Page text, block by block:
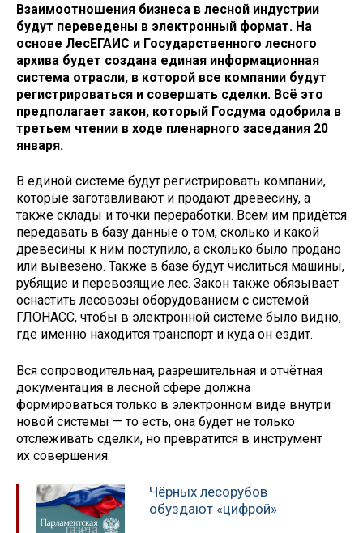
Взаимоотношения бизнеса в лесной индустрии
будут переведены в электронный формат. На
основе ЛесЕГАИС и Государственного лесного
архива будет создана единая информационная
система отрасли, в которой все компании будут
регистрироваться и совершать сделки. Всё это
предполагает закон, который Госдума одобрила в
третьем чтении в ходе пленарного заседания 20
января.
В единой системе будут регистрировать компании,
которые заготавливают и продают древесину, а
также склады и точки переработки. Всем им придётся
передавать в базу данные о том, сколько и какой
древесины к ним поступило, а сколько было продано
или вывезено. Также в базе будут числиться машины,
рубящие и перевозящие лес. Закон также обязывает
оснастить лесовозы оборудованием с системой
ГЛОНАСС, чтобы в электронной системе было видно,
где именно находится транспорт и куда он ездит.
Вся сопроводительная, разрешительная и отчётная
документация в лесной сфере должна
формироваться только в электронном виде внутри
новой системы — то есть, она будет не только
отслеживать сделки, но превратится в инструмент
их совершения.
Чёрных лесорубов
обуздают «цифрой»